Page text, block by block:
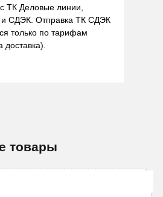
ТК Деловые линии,
СДЭК. Отправка ТК СДЭК
только по тарифам
доставка).
товары